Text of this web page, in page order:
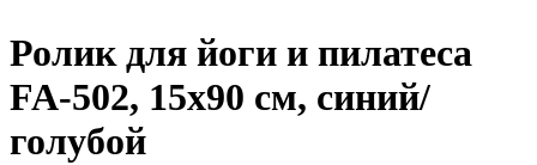
Ролик для йоги и пилатеса
FA-502, 15х90 см, синий/
голубой